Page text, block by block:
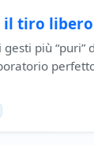
il tiro
più “puri”